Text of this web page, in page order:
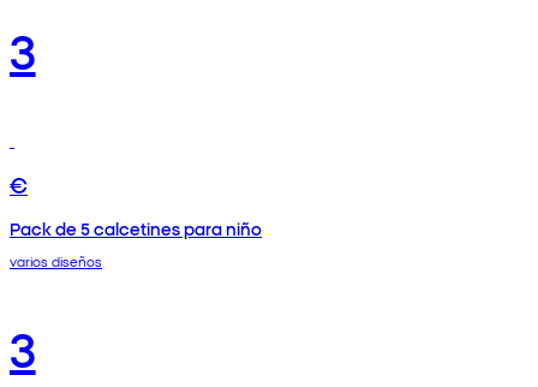
3
€
Pack de 5 calcetines para niño
varios diseños
3